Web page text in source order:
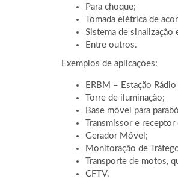
Para choque;
Tomada elétrica de
Sistema de
Entre outros.
Exemplos de aplicações:
ERBM – Estação
Torre de iluminação;
Base móvel para
Transmissor e
Gerador Móvel;
Monitoração de
Transporte de motos,
CFTV.